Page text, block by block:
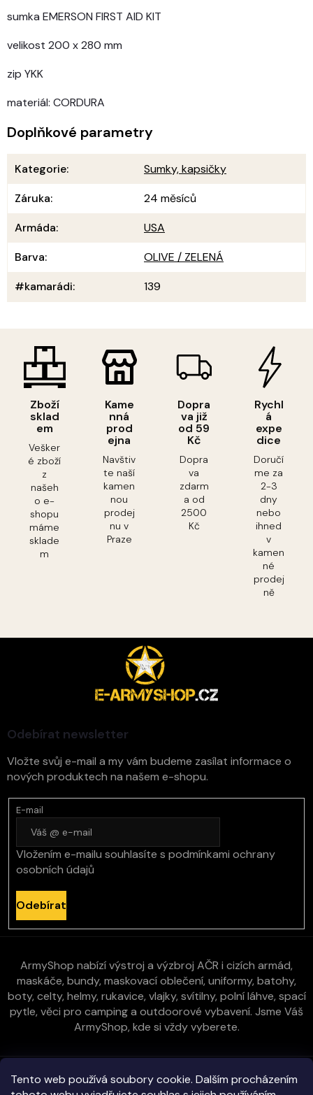
Tento web používá soubory cookie. Dalším procházením
Zboží
sklad
em
Vešker
é zboží
z
našeh
o e-
shopu
máme
sklade
m
Kame
nná
prod
ejna
Navštiv
te naší
kamen
nou
prodej
nu v
Praze
Dopra
va již
od 59
Kč
Dopra
va
zdarm
a od
2500
Kč
Rychl
á
expe
dice
Doručí
me za
2-3
dny
nebo
ihned
v
kamen
né
prodej
ně
sumka EMERSON FIRST AID KIT
velikost 200 x 280 mm
zip YKK
materiál: CORDURA
Doplňkové parametry
Kategorie:
Sumky, kapsičky
Záruka:
24 měsíců
Armáda:
USA
Barva:
OLIVE / ZELENÁ
#kamarádi: 139
Odebírat newsletter
Vložte svůj e-mail a my vám budeme zasílat informace o
nových produktech na našem e-shopu.
E-mail
Vložením e-mailu souhlasíte s podmínkami ochrany
osobních údajů
Odebírat
ArmyShop nabízí výstroj a výzbroj AČR i cizích armád,
maskáče, bundy, maskovací oblečení, uniformy, batohy,
boty, celty, helmy, rukavice, vlajky, svítilny, polní láhve, spací
pytle, věci pro camping a outdoorové vybavení. Jsme Váš
ArmyShop, kde si vždy vyberete.
Zákaznická péče